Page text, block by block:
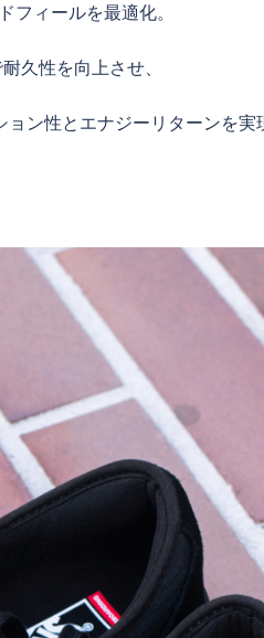
ィールを最適化。
久性を向上させ、
ン性とエナジーリターンを